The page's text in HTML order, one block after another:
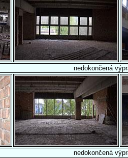
nedokončená
nedokončená